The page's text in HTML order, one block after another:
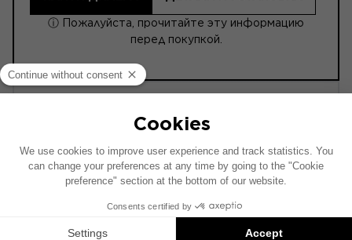
ⓘ Пожалуйста, прочитайте эту информацию
перед покупкой.
POWERED
Схема установки составлена на основе